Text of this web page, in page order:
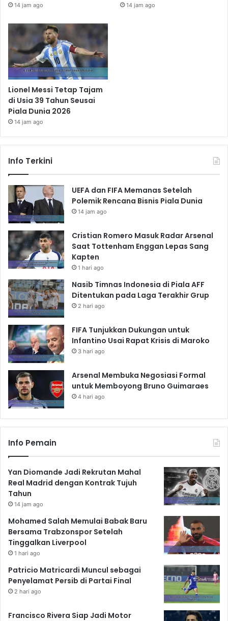
14 jam ago 14 jam ago
Lionel Messi Tetap Tajam
di Usia 39 Tahun Seusai
Piala Dunia 2026
14 jam ago
Info Terkini
UEFA dan FIFA Memanas Setelah
Polemik Rencana Bisnis Piala Dunia
14 jam ago
Cristian Romero Masuk Radar Arsenal
Saat Tottenham Enggan Lepas Sang
Kapten
1 hari ago
Nasib Timnas Indonesia di Piala AFF
Ditentukan pada Laga Terakhir Grup
2 hari ago
FIFA Tunjukkan Dukungan untuk
Infantino Usai Rapat Krisis di Maroko
3 hari ago
Arsenal Membuka Negosiasi Formal
untuk Memboyong Bruno Guimaraes
4 hari ago
Info Pemain
Yan Diomande Jadi Rekrutan Mahal
Real Madrid dengan Kontrak Tujuh
Tahun
14 jam ago
Mohamed Salah Memulai Babak Baru
Bersama Trabzonspor Setelah
Tinggalkan Liverpool
1 hari ago
Patricio Matricardi Muncul sebagai
Penyelamat Persib di Partai Final
2 hari ago
Francisco Rivera Siap Jadi Motor